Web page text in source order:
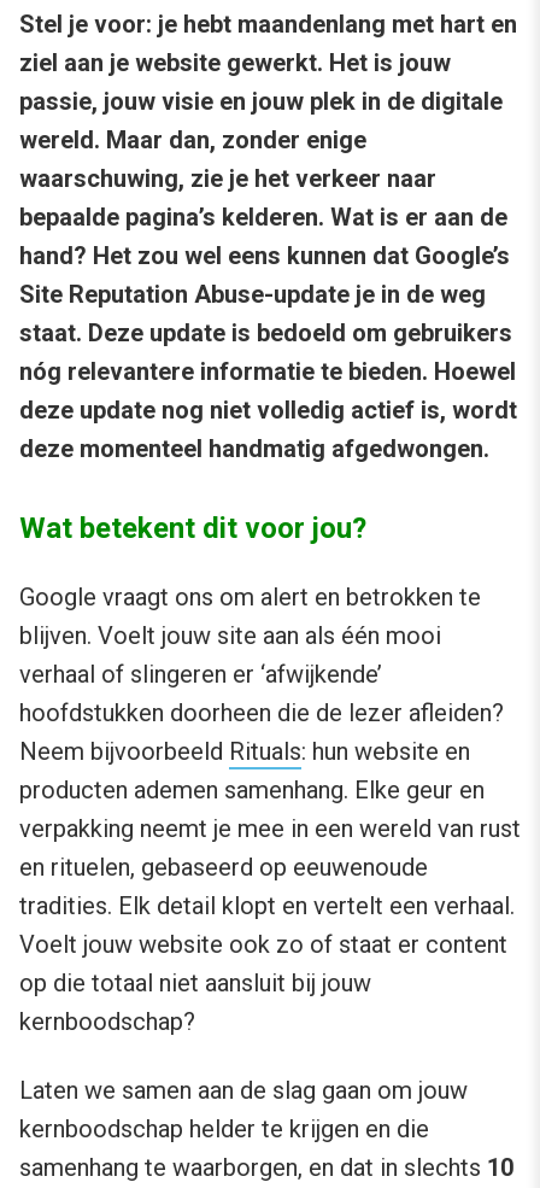
Stel je voor: je hebt maandenlang met hart en
ziel aan je website gewerkt. Het is jouw
passie, jouw visie en jouw plek in de digitale
wereld. Maar dan, zonder enige
waarschuwing, zie je het verkeer naar
bepaalde pagina’s kelderen. Wat is er aan de
hand? Het zou wel eens kunnen dat Google’s
Site Reputation Abuse-update je in de weg
staat. Deze update is bedoeld om gebruikers
nóg relevantere informatie te bieden. Hoewel
deze update nog niet volledig actief is, wordt
deze momenteel handmatig afgedwongen.
Wat betekent dit voor jou?
Google vraagt ons om alert en betrokken te
blijven. Voelt jouw site aan als één mooi
verhaal of slingeren er ‘afwijkende’
hoofdstukken doorheen die de lezer afleiden?
Neem bijvoorbeeld Rituals: hun website en
producten ademen samenhang. Elke geur en
verpakking neemt je mee in een wereld van rust
en rituelen, gebaseerd op eeuwenoude
tradities. Elk detail klopt en vertelt een verhaal.
Voelt jouw website ook zo of staat er content
op die totaal niet aansluit bij jouw
kernboodschap?
Laten we samen aan de slag gaan om jouw
kernboodschap helder te krijgen en die
samenhang te waarborgen, en dat in slechts 10